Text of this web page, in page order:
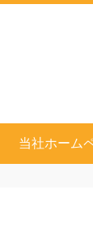
当社ホーム